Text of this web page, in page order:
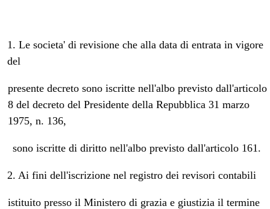
1. Le societa' di revisione che alla data di entrata in vigore
del
presente decreto sono iscritte nell'albo previsto dall'articolo
8 del decreto del Presidente della Repubblica 31 marzo
1975, n. 136,
sono iscritte di diritto nell'albo previsto dall'articolo 161.
2. Ai fini dell'iscrizione nel registro dei revisori contabili
istituito presso il Ministero di grazia e giustizia il termine